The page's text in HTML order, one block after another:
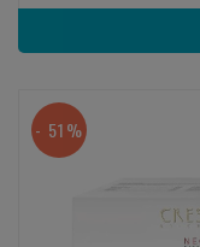
- 51%